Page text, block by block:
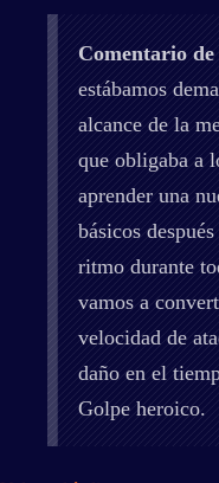
Comentario
estábamos
alcance de la
que obligaba a
aprender una
básicos
ritmo durante
vamos a
velocidad de
daño en el
Golpe heroico.